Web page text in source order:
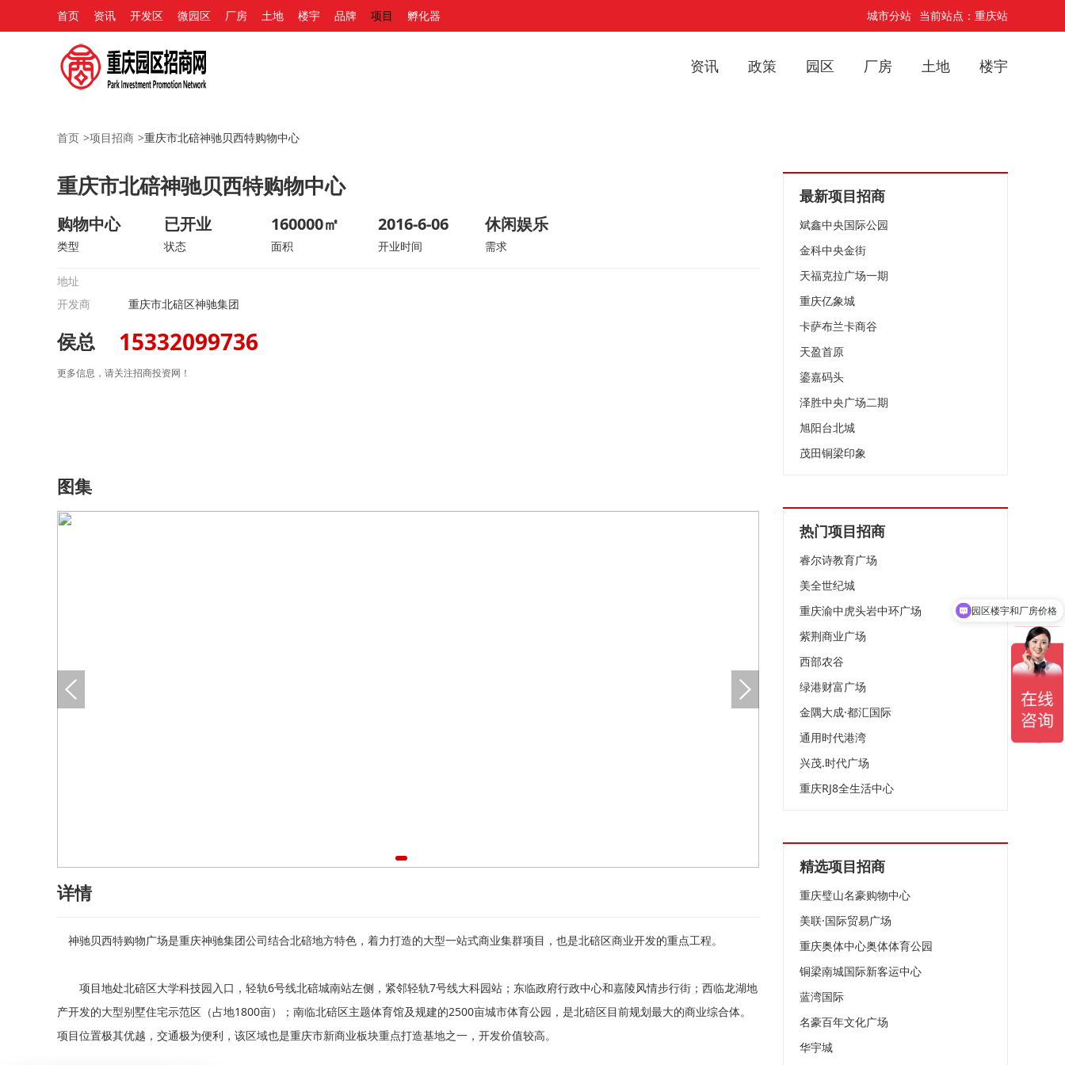
首页 资讯 开发区 微园区 厂房 土地 楼宇 品牌 项目 孵化器 城市分站 当前站点：重庆站
资讯 政策 园区 厂房 土地 楼宇
首页 >项目招商 >重庆市北碚神驰贝西特购物中心
重庆市北碚神驰贝西特购物中心
购物中心
类型
已开业
状态
160000㎡
面积
2016-6-06
开业时间
休闲娱乐
需求
地址
开发商
重庆市北碚区神驰集团
侯总 15332099736
更多信息，请关注招商投资网！
图集
详情
神驰贝西特购物广场是重庆神驰集团公司结合北碚地方特色，着力打造的大型一站式商业集群项目，也是北碚区商业开发的重点工程。
项目地处北碚区大学科技园入口，轻轨6号线北碚城南站左侧，紧邻轻轨7号线大科园站；东临政府行政中心和嘉陵风情步行街；西临龙湖地
产开发的大型别墅住宅示范区（占地1800亩）；南临北碚区主题体育馆及规建的2500亩城市体育公园，是北碚区目前规划最大的商业综合体。
项目位置极其优越，交通极为便利，该区域也是重庆市新商业板块重点打造基地之一，开发价值较高。
最新项目招商
斌鑫中央国际公园
金科中央金街
天福克拉广场一期
重庆亿象城
卡萨布兰卡商谷
天盈首原
鎏嘉码头
泽胜中央广场二期
旭阳台北城
茂田铜梁印象
热门项目招商
睿尔诗教育广场
美全世纪城
重庆渝中虎头岩中环广场
紫荆商业广场
西部农谷
绿港财富广场
金隅大成·都汇国际
通用时代港湾
兴茂.时代广场
重庆RJ8全生活中心
精选项目招商
重庆璧山名豪购物中心
美联·国际贸易广场
重庆奥体中心奥体体育公园
铜梁南城国际新客运中心
蓝湾国际
名豪百年文化广场
华宇城
园区楼宇和厂房价格